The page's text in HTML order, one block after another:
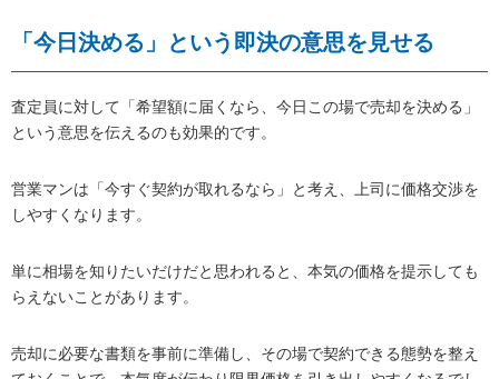
「今日決める」という即決の意思を見せる
査定員に対して「希望額に届くなら、今日この場で売却を決める」
という意思を伝えるのも効果的です。
営業マンは「今すぐ契約が取れるなら」と考え、上司に価格交渉を
しやすくなります。
単に相場を知りたいだけだと思われると、本気の価格を提示しても
らえないことがあります。
売却に必要な書類を事前に準備し、その場で契約できる態勢を整え